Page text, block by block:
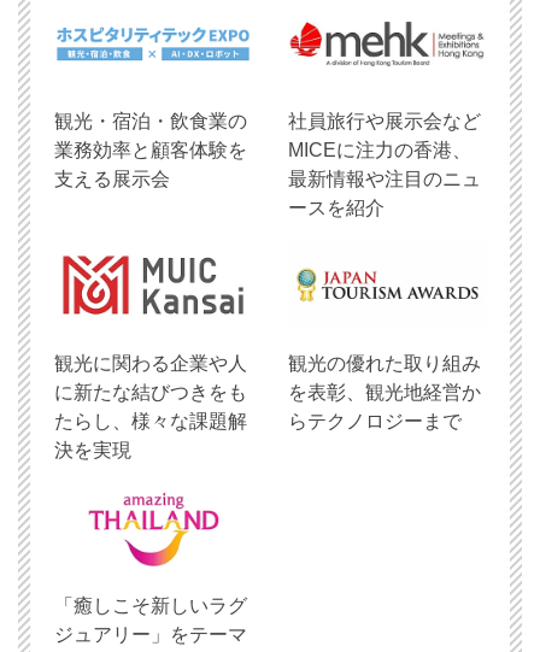
観光・宿泊・飲食業の
業務効率と顧客体験を
支える展示会
社員旅行や展示会など
MICEに注力の香港、
最新情報や注目のニュ
ースを紹介
観光に関わる企業や人
に新たな結びつきをも
たらし、様々な課題解
決を実現
観光の優れた取り組み
を表彰、観光地経営か
らテクノロジーまで
「癒しこそ新しいラグ
ジュアリー」をテーマ